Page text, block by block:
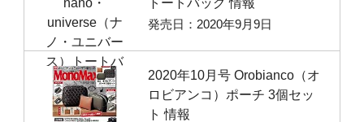
トートバッグ 情報
発売日：2020年9月9日
2020年10月号 Orobianco（オ
ロビアンコ）ポーチ 3個セッ
ト 情報